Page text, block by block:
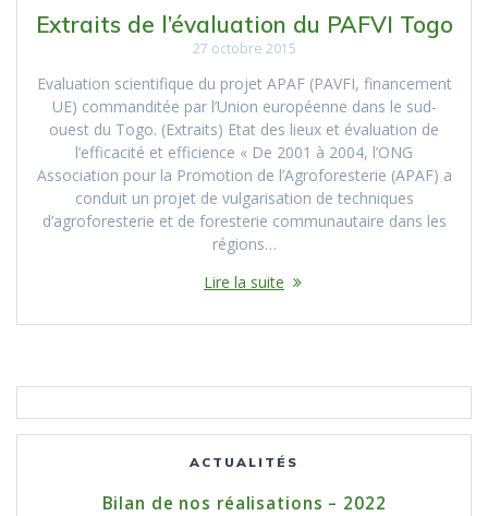
Extraits de l’évaluation du PAFVI Togo
27 octobre 2015
Evaluation scientifique du projet APAF (PAVFI, financement
UE) commanditée par l’Union européenne dans le sud-
ouest du Togo. (Extraits) Etat des lieux et évaluation de
l’efficacité et efficience « De 2001 à 2004, l’ONG
Association pour la Promotion de l’Agroforesterie (APAF) a
conduit un projet de vulgarisation de techniques
d’agroforesterie et de foresterie communautaire dans les
régions…
Lire la suite
ACTUALITÉS
Bilan de nos réalisations – 2022